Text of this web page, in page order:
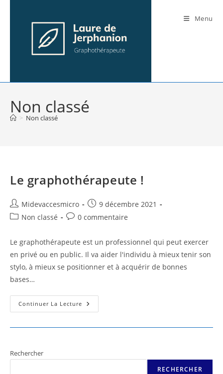
Menu
Non classé
> Non classé
Le graphothérapeute !
Auteur/autrice
de
Midevaccesmicro
Publication
publiée :
9 décembre 2021
PostNon classé
Commentaires
publication :
0 commentaire
Le graphothérapeute est un professionnel qui peut exercer
en privé ou en public. Il va aider l'individu à mieux tenir son
stylo, à mieux se positionner et à acquérir de bonnes
bases…
Continuer La Lecture Le
Graphothérapeute
Rechercher
RECHERCHER